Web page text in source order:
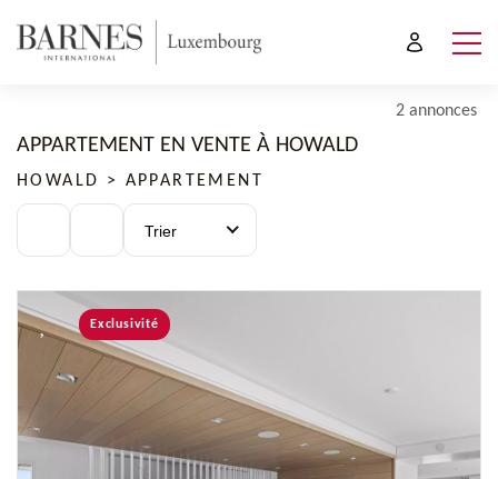
2 annonces
APPARTEMENT EN VENTE À HOWALD
HOWALD > APPARTEMENT
Trier
Exclusivité